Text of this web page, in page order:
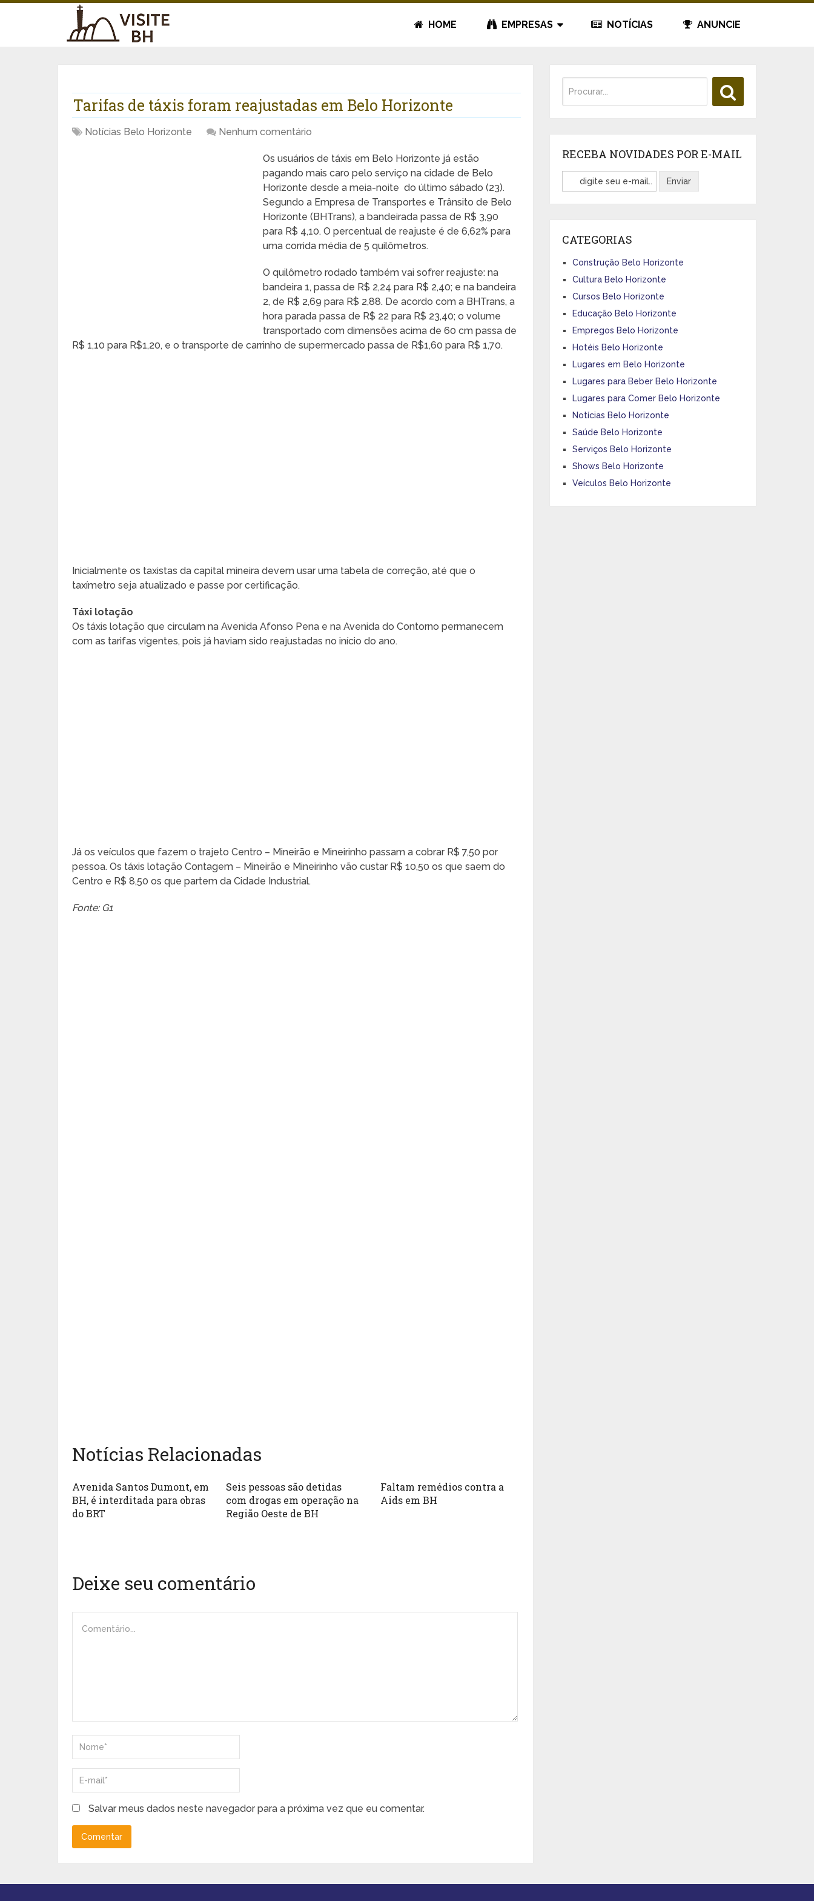
HOME EMPRESAS NOTÍCIAS ANUNCIE
Tarifas de táxis foram reajustadas em Belo Horizonte
Notícias Belo Horizonte Nenhum comentário
Os usuários de táxis em Belo Horizonte já estão
pagando mais caro pelo serviço na cidade de Belo
Horizonte desde a meia-noite do último sábado (23).
Segundo a Empresa de Transportes e Trânsito de Belo
Horizonte (BHTrans), a bandeirada passa de R$ 3,90
para R$ 4,10. O percentual de reajuste é de 6,62% para
uma corrida média de 5 quilômetros.
O quilômetro rodado também vai sofrer reajuste: na
bandeira 1, passa de R$ 2,24 para R$ 2,40; e na bandeira
2, de R$ 2,69 para R$ 2,88. De acordo com a BHTrans, a
hora parada passa de R$ 22 para R$ 23,40; o volume
transportado com dimensões acima de 60 cm passa de
R$ 1,10 para R$1,20, e o transporte de carrinho de supermercado passa de R$1,60 para R$ 1,70.
Inicialmente os taxistas da capital mineira devem usar uma tabela de correção, até que o
taxímetro seja atualizado e passe por certificação.
Táxi lotação
Os táxis lotação que circulam na Avenida Afonso Pena e na Avenida do Contorno permanecem
com as tarifas vigentes, pois já haviam sido reajustadas no início do ano.
Já os veículos que fazem o trajeto Centro – Mineirão e Mineirinho passam a cobrar R$ 7,50 por
pessoa. Os táxis lotação Contagem – Mineirão e Mineirinho vão custar R$ 10,50 os que saem do
Centro e R$ 8,50 os que partem da Cidade Industrial.
Fonte: G1
Notícias Relacionadas
Avenida Santos Dumont, em
BH, é interditada para obras
do BRT
Seis pessoas são detidas
com drogas em operação na
Região Oeste de BH
Faltam remédios contra a
Aids em BH
Deixe seu comentário
Salvar meus dados neste navegador para a próxima vez que eu comentar.
RECEBA NOVIDADES POR E-MAIL
CATEGORIAS
Construção Belo Horizonte
Cultura Belo Horizonte
Cursos Belo Horizonte
Educação Belo Horizonte
Empregos Belo Horizonte
Hotéis Belo Horizonte
Lugares em Belo Horizonte
Lugares para Beber Belo Horizonte
Lugares para Comer Belo Horizonte
Notícias Belo Horizonte
Saúde Belo Horizonte
Serviços Belo Horizonte
Shows Belo Horizonte
Veículos Belo Horizonte